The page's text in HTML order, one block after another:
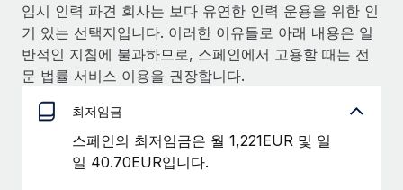
법인 설립
법인 설립을 빠르고 준법적으로 지원
글로벌 인재 이동 및 전근
복리후생
손쉬운 직원 복리후생 관리
계약자 관리
세금
블로그 둘러보기
임시 인력 파견 회사는 보다 유연한 인력 운용을 위한 인
기 있는 선택지입니다. 이러한 이유들로 아래 내용은 일
반적인 지침에 불과하므로, 스페인에서 고용할 때는 전
문 법률 서비스 이용을 권장합니다.
최저임금
스페인의 최저임금은 월 1,221EUR 및 일
일 40.70EUR입니다.